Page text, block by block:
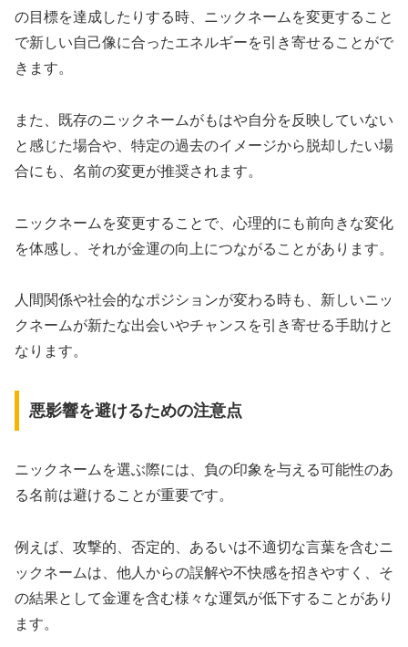
の目標を達成したりする時、ニックネームを変更すること
で新しい自己像に合ったエネルギーを引き寄せることがで
きます。
また、既存のニックネームがもはや自分を反映していない
と感じた場合や、特定の過去のイメージから脱却したい場
合にも、名前の変更が推奨されます。
ニックネームを変更することで、心理的にも前向きな変化
を体感し、それが金運の向上につながることがあります。
人間関係や社会的なポジションが変わる時も、新しいニッ
クネームが新たな出会いやチャンスを引き寄せる手助けと
なります。
悪影響を避けるための注意点
ニックネームを選ぶ際には、負の印象を与える可能性のあ
る名前は避けることが重要です。
例えば、攻撃的、否定的、あるいは不適切な言葉を含むニ
ックネームは、他人からの誤解や不快感を招きやすく、そ
の結果として金運を含む様々な運気が低下することがあり
ます。